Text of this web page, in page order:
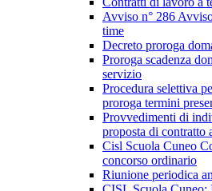
Avviso n° 286
time
Decreto proroga
Proroga scadenza
servizio
Procedura selettiva
proroga termini
Provvedimenti di
proposta di contratto
Cisl Scuola Cuneo
concorso ordinario
Riunione periodica